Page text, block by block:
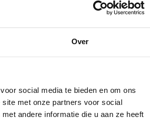
Over
social media te bieden en om ons
met onze partners voor social
andere informatie die u aan ze heeft